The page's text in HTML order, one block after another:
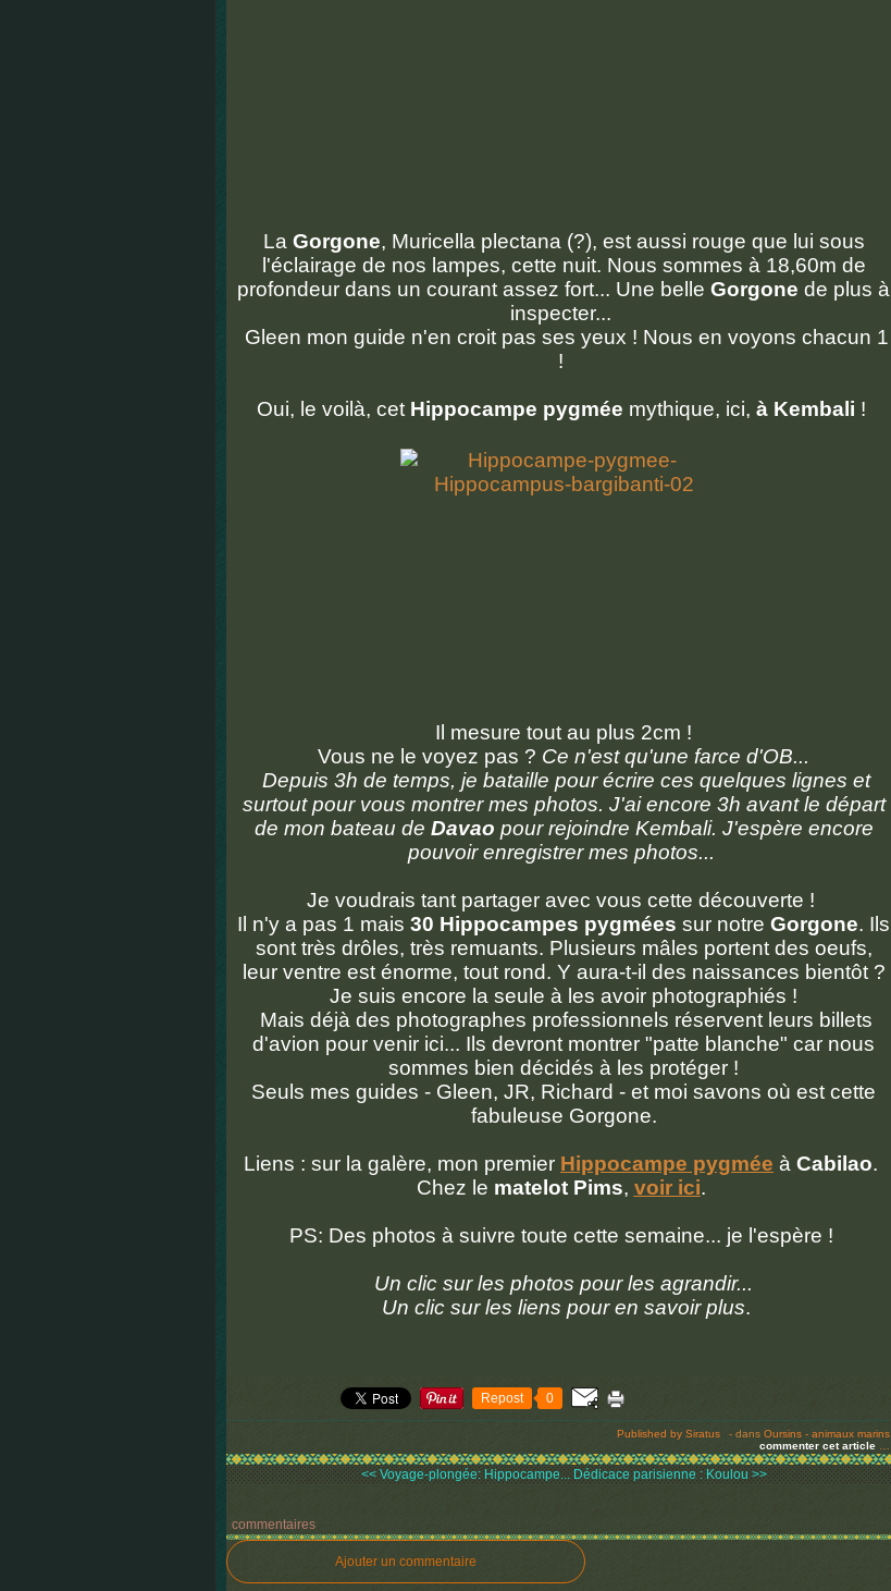
La Gorgone, Muricella plectana (?), est aussi rouge que lui sous
l'éclairage de nos lampes, cette nuit. Nous sommes à 18,60m de
profondeur dans un courant assez fort... Une belle Gorgone de plus à
inspecter...
Gleen mon guide n'en croit pas ses yeux ! Nous en voyons chacun 1
!
Oui, le voilà, cet Hippocampe pygmée mythique, ici, à Kembali !
Il mesure tout au plus 2cm !
Vous ne le voyez pas ? Ce n'est qu'une farce d'OB...
Depuis 3h de temps, je bataille pour écrire ces quelques lignes et
surtout pour vous montrer mes photos. J'ai encore 3h avant le départ
de mon bateau de Davao pour rejoindre Kembali. J'espère encore
pouvoir enregistrer mes photos...
Je voudrais tant partager avec vous cette découverte !
Il n'y a pas 1 mais 30 Hippocampes pygmées sur notre Gorgone. Ils
sont très drôles, très remuants. Plusieurs mâles portent des oeufs,
leur ventre est énorme, tout rond. Y aura-t-il des naissances bientôt ?
Je suis encore la seule à les avoir photographiés !
Mais déjà des photographes professionnels réservent leurs billets
d'avion pour venir ici... Ils devront montrer "patte blanche" car nous
sommes bien décidés à les protéger !
Seuls mes guides - Gleen, JR, Richard - et moi savons où est cette
fabuleuse Gorgone.
Liens : sur la galère, mon premier Hippocampe pygmée à Cabilao.
Chez le matelot Pims, voir ici.
PS: Des photos à suivre toute cette semaine... je l'espère !
Un clic sur les photos pour les agrandir...
Un clic sur les liens pour en savoir plus.
Repost 0
Published by Siratus - dans Oursins - animaux marins
commenter cet article
<< Voyage-plongée: Hippocampe... Dédicace parisienne : Koulou >>
commentaires
Ajouter un commentaire